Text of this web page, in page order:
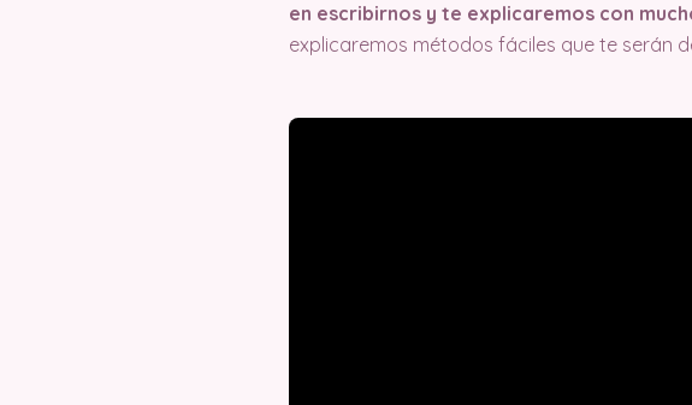
en escribirnos y te explicaremos con
explicaremos métodos fáciles que te serán